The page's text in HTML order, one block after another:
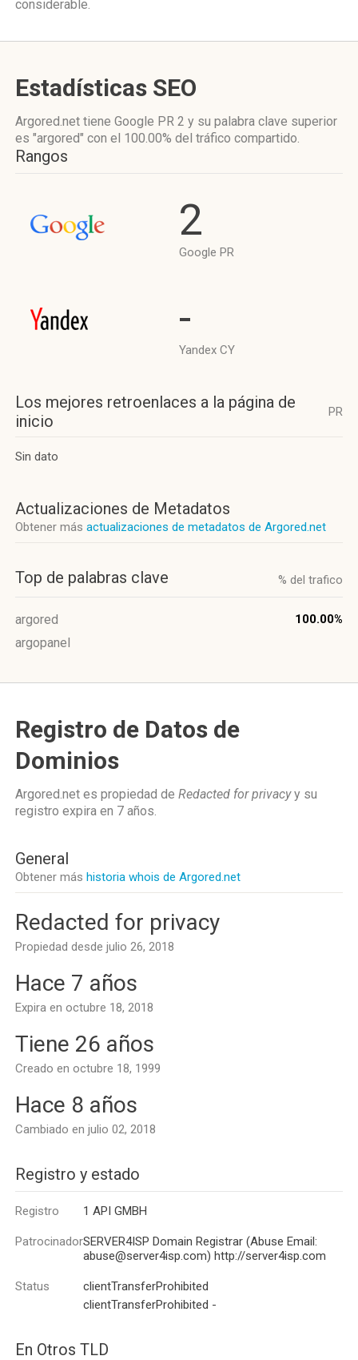
considerable.
Estadísticas SEO
Argored.net tiene Google PR 2 y su palabra clave superior
es "argored" con el 100.00% del tráfico compartido.
Rangos
2
Google PR
-
Yandex CY
Los mejores retroenlaces a la página de
inicio
PR
Sin dato
Actualizaciones de Metadatos
Obtener más actualizaciones de metadatos de Argored.net
Top de palabras clave % del trafico
argored 100.00%
argopanel
Registro de Datos de
Dominios
Argored.net es propiedad de Redacted for privacyy su
registro expira en 7 años.
General
Obtener más historia whois de Argored.net
Redacted for privacy
Propiedad desde julio 26, 2018
Hace 7 años
Expira en octubre 18, 2018
Tiene 26 años
Creado en octubre 18, 1999
Hace 8 años
Cambiado en julio 02, 2018
Registro y estado
Registro 1 API GMBH
PatrocinadorSERVER4ISP Domain Registrar (Abuse Email:
abuse@server4isp.com) http://server4isp.com
Status
clientTransferProhibited
clientTransferProhibited -
En Otros TLD